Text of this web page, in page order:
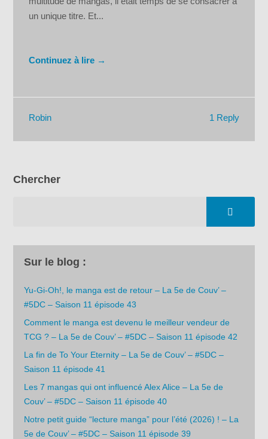
un unique titre. Et...
Continuez à lire →
1 Reply
Robin
Chercher
Sur le blog :
Yu-Gi-Oh!, le manga est de retour – La 5e de Couv’ –
#5DC – Saison 11 épisode 43
Comment le manga est devenu le meilleur vendeur de
TCG ? – La 5e de Couv’ – #5DC – Saison 11 épisode 42
La fin de To Your Eternity – La 5e de Couv’ – #5DC –
Saison 11 épisode 41
Les 7 mangas qui ont influencé Alex Alice – La 5e de
Couv’ – #5DC – Saison 11 épisode 40
Notre petit guide “lecture manga” pour l’été (2026) ! – La
5e de Couv’ – #5DC – Saison 11 épisode 39